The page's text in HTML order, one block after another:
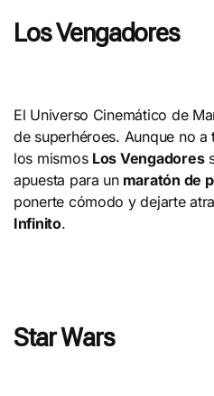
Los Vengadores
El Universo Cinemático de
de superhéroes. Aunque no
los mismos Los Vengadores
apuesta para unmaratón de
ponerte cómodo y dejarte
Infinito.
Star Wars